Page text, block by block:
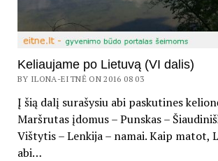
Keliaujame po Lietuvą (VI dalis)
BY ILONA-EITNĖ ON 2016 08 03
Į šią dalį surašysiu abi paskutines
Maršrutas įdomus – Punskas –
Vištytis – Lenkija – namai. Kaip matot,
abi…